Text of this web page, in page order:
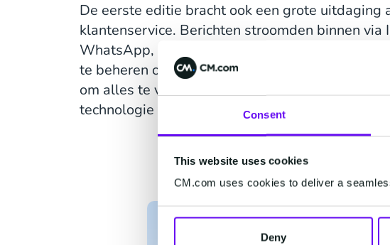
Consent
This website uses cookies
CM.com uses cookies to deliver a
Deny
De eerste editie bracht ook een grote uitdaging
klantenservice. Berichten stroomden binnen via
WhatsApp, Facebook en e-mail, zonder een
te beheren of op te schalen. Het team had een
om alles te verenigen en stabiliteit, duidelijkheid
technologie te bieden.